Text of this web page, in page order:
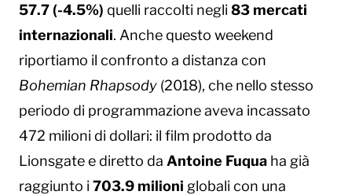
57.7 (-4.5%) quelli raccolti negli 83 mercati
internazionali. Anche questo weekend
riportiamo il confronto a distanza con
Bohemian Rhapsody (2018), che nello stesso
periodo di programmazione aveva incassato
472 milioni di dollari: il film prodotto da
Lionsgate e diretto da Antoine Fuqua ha già
raggiunto i 703.9 milioni globali con una